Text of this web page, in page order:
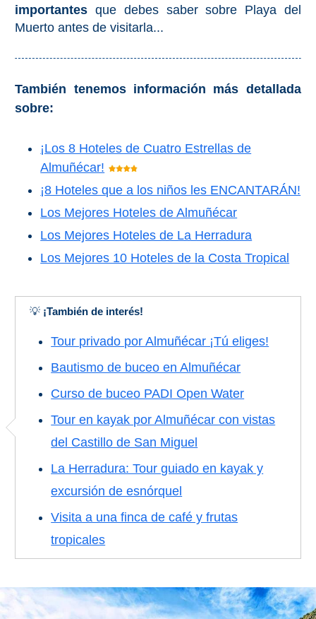
Malaga
LAS
➜
Órgiva
Pampaneira
Bubión
Pitres
Trevélez
PUEBLOS
➜
Grazalema
Zahara de la
las Bodegas
OTRAS
importantes que debes saber sobre Playa del
Muerto antes de visitarla...
También tenemos información más detallada
sobre:
¡Los 8 Hoteles de Cuatro Estrellas de
Almuñécar!
¡8 Hoteles que a los niños les ENCANTARÁN!
Los Mejores Hoteles de Almuñécar
Los Mejores Hoteles de La Herradura
Los Mejores 10 Hoteles de la Costa Tropical
💡 ¡También de interés!
Tour privado por Almuñécar ¡Tú eliges!
Bautismo de buceo en Almuñécar
Curso de buceo PADI Open Water
Tour en kayak por Almuñécar con vistas
del Castillo de San Miguel
La Herradura: Tour guiado en kayak y
excursión de esnórquel
Visita a una finca de café y frutas
tropicales